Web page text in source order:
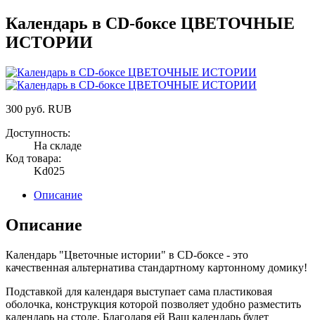
Календарь в CD-боксе ЦВЕТОЧНЫЕ
ИСТОРИИ
300 руб. RUB
Доступность:
На складе
Код товара:
Kd025
Описание
Описание
Календарь "Цветочные истории" в CD-боксе - это
качественная альтернатива стандартному картонному домику!
Подставкой для календаря выступает сама пластиковая
оболочка, конструкция которой позволяет удобно разместить
календарь на столе. Благодаря ей Ваш календарь будет